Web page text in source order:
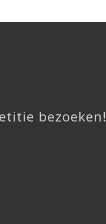
bezoeken!